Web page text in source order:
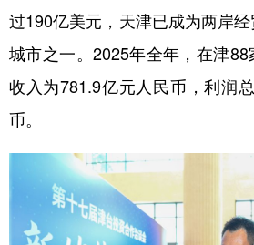
新疆 内蒙古 黑
多语种频道
Русский язык 日
Deutsch Português
过190亿美元，天津已成为两岸
城市之一。2025年全年，在津
收入为781.9亿元人民币，利润
币。